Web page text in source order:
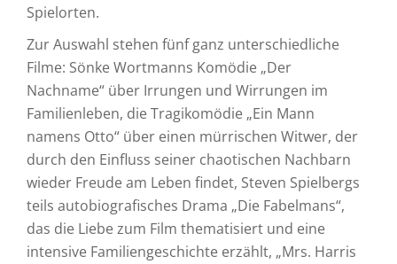
Spielorten.
Zur Auswahl stehen fünf ganz unterschiedliche
Filme: Sönke Wortmanns Komödie „Der
Nachname“ über Irrungen und Wirrungen im
Familienleben, die Tragikomödie „Ein Mann
namens Otto“ über einen mürrischen Witwer, der
durch den Einfluss seiner chaotischen Nachbarn
wieder Freude am Leben findet, Steven Spielbergs
teils autobiografisches Drama „Die Fabelmans“,
das die Liebe zum Film thematisiert und eine
intensive Familiengeschichte erzählt, „Mrs. Harris